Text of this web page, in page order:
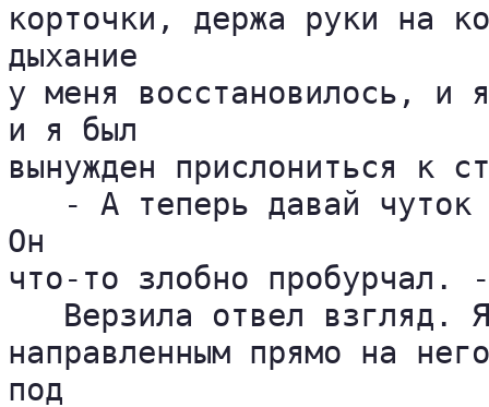
корточки, держа руки на
дыхание
у меня восстановилось, и
и я был
вынужден прислониться к
- А теперь давай
Он
что-то злобно
Верзила отвел взгляд.
направленным прямо на
под